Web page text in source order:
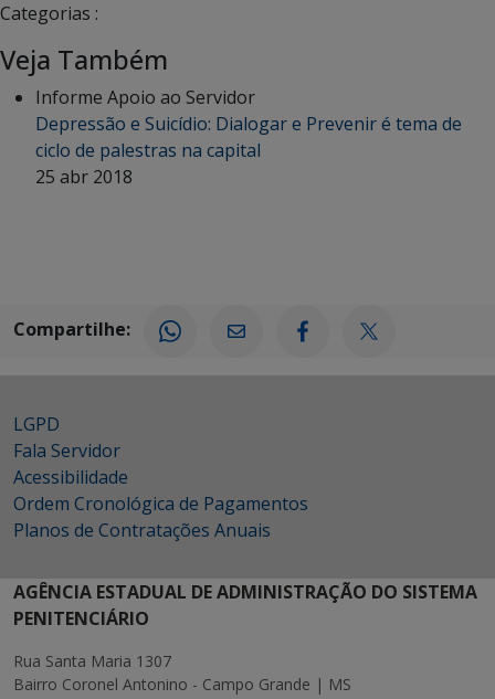
Categorias :
Veja Também
Informe Apoio ao Servidor
Depressão e Suicídio: Dialogar e Prevenir é tema de
ciclo de palestras na capital
25 abr 2018
Compartilhe:
LGPD
Fala Servidor
Acessibilidade
Ordem Cronológica de Pagamentos
Planos de Contratações Anuais
AGÊNCIA ESTADUAL DE ADMINISTRAÇÃO DO SISTEMA
PENITENCIÁRIO
Rua Santa Maria 1307
Bairro Coronel Antonino - Campo Grande | MS